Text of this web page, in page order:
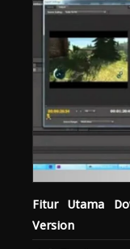
Fitur Utama
Version